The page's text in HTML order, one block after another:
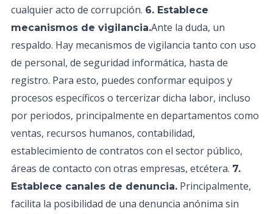
cualquier acto de corrupción. 6. Establece
mecanismos de vigilancia.Ante la duda, un
respaldo. Hay mecanismos de vigilancia tanto con uso
de personal, de seguridad informática, hasta de
registro. Para esto, puedes conformar equipos y
procesos específicos o tercerizar dicha labor, incluso
por periodos, principalmente en departamentos como
ventas, recursos humanos, contabilidad,
establecimiento de contratos con el sector público,
áreas de contacto con otras empresas, etcétera. 7.
Establece canales de denuncia. Principalmente,
facilita la posibilidad de una denuncia anónima sin